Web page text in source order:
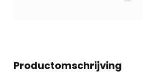
Productomschrijving